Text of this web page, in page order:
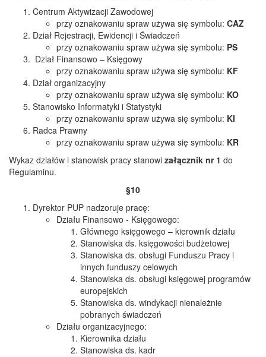
Centrum Aktywizacji Zawodowej
przy oznakowaniu spraw używa się symbolu: CAZ
Dział Rejestracji, Ewidencji i Świadczeń
przy oznakowaniu spraw używa się symbolu: PS
Dział Finansowo – Księgowy
przy oznakowaniu spraw używa się symbolu: KF
Dział organizacyjny
przy oznakowaniu spraw używa się symbolu: KO
Stanowisko Informatyki i Statystyki
przy oznakowaniu spraw używa się symbolu: KI
Radca Prawny
przy oznakowaniu spraw używa się symbolu: KR
Wykaz działów i stanowisk pracy stanowi załącznik nr 1 do
Regulaminu.
§10
Dyrektor PUP nadzoruje pracę:
Działu Finansowo - Księgowego:
Głównego księgowego – kierownik działu
Stanowiska ds. księgowości budżetowej
Stanowiska ds. obsługi Funduszu Pracy i
innych funduszy celowych
Stanowiska ds. obsługi księgowej programów
europejskich
Stanowiska ds. windykacji nienależnie
pobranych świadczeń
Działu organizacyjnego:
Kierownika działu
Stanowiska ds. kadr